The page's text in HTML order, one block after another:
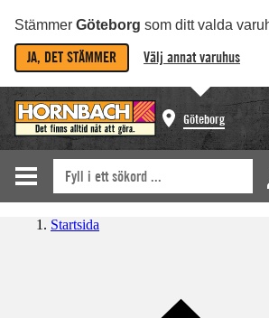
Stämmer Göteborg som ditt valda
JA, DET STÄMMER Välj annat varuhus
Göteborg
Startsida